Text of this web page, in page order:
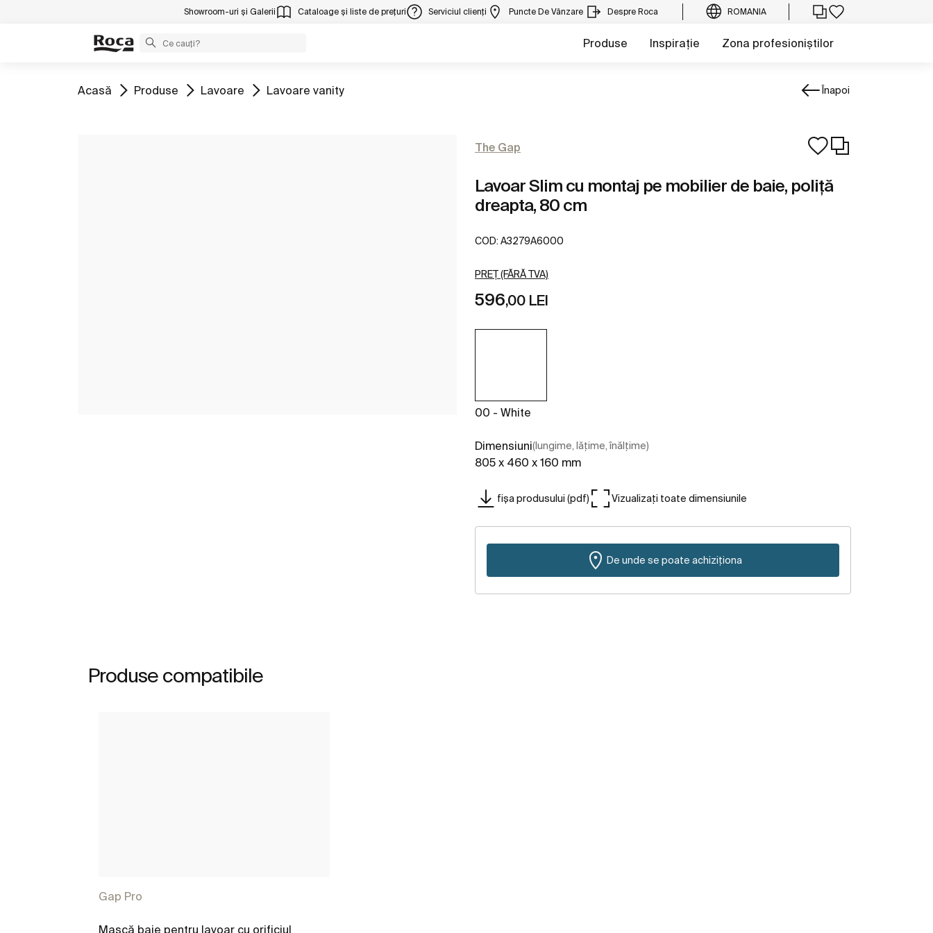
Showroom-uri și Galerii Cataloage și liste de prețuri Serviciul clienți Puncte De Vânzare Despre Roca ROMANIA
Produse Inspirație Zona profesioniștilor
Mergeți la
Acasă Mergeți la
Produse Mergeți la
Lavoare Mergeți la
Lavoare vanity Înapoi
The Gap
Lavoar Slim cu montaj pe mobilier de baie, poliță
dreapta, 80 cm
COD: A3279A6000
PREȚ (FĂRĂ TVA)
596,00 LEI
00 - White
Dimensiuni(lungime, lățime, înălțime)
805 x 460 x 160 mm
fișa produsului (pdf) Vizualizați toate dimensiunile
De unde se poate achiziționa
Produse compatibile
Gap Pro
Mască baie pentru lavoar cu orificiul